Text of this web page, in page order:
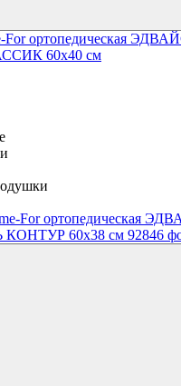
For ортопедическая
60x40 см